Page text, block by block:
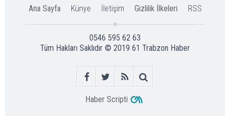
Ana Sayfa Künye İletişim Gizlilik İlkeleri RSS
0546 595 62 63
Tüm Hakları Saklıdır © 2019 61 Trabzon Haber
Haber Scripti